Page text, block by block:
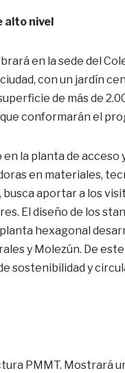
alto nivel
en la sede del
con un jardín
de más de
conformarán el
la planta de acceso
en materiales,
aportar a los
El diseño de los
hexagonal
y Molezún. De
sostenibilidad y
PMMT. Mostrará